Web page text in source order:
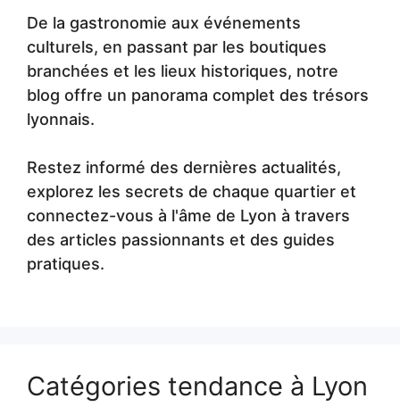
De la gastronomie aux événements
culturels, en passant par les boutiques
branchées et les lieux historiques, notre
blog offre un panorama complet des trésors
lyonnais.
Restez informé des dernières actualités,
explorez les secrets de chaque quartier et
connectez-vous à l'âme de Lyon à travers
des articles passionnants et des guides
pratiques.
Catégories tendance à Lyon